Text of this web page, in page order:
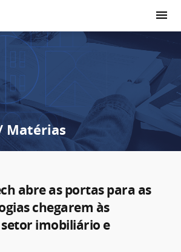
Matérias
abre as portas para as
chegarem às
imobiliário e